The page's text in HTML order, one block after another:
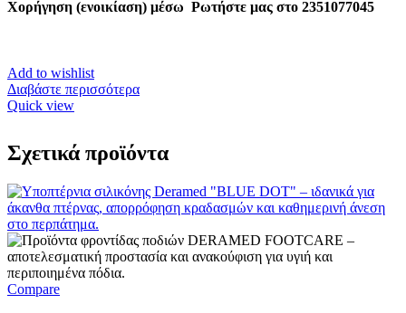
Χορήγηση (ενοικίαση) μέσω Ρωτήστε μας στο 2351077045
Add to wishlist
Διαβάστε περισσότερα
Quick view
Σχετικά προϊόντα
Compare